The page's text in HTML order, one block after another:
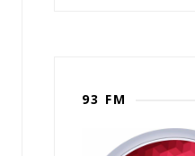
93 FM